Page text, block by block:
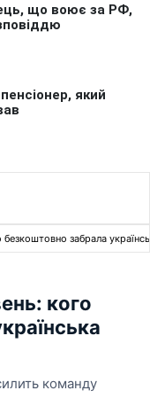
забрала
кого
команду